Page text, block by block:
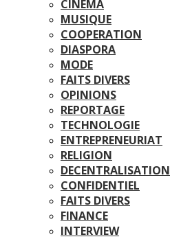
CINEMA
MUSIQUE
COOPERATION
DIASPORA
MODE
FAITS DIVERS
OPINIONS
REPORTAGE
TECHNOLOGIE
ENTREPRENEURIAT
RELIGION
DECENTRALISATION
CONFIDENTIEL
FAITS DIVERS
FINANCE
INTERVIEW